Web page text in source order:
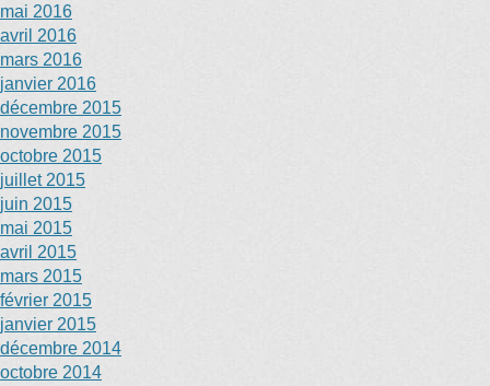
mai 2016
avril 2016
mars 2016
janvier 2016
décembre 2015
novembre 2015
octobre 2015
juillet 2015
juin 2015
mai 2015
avril 2015
mars 2015
février 2015
janvier 2015
décembre 2014
octobre 2014